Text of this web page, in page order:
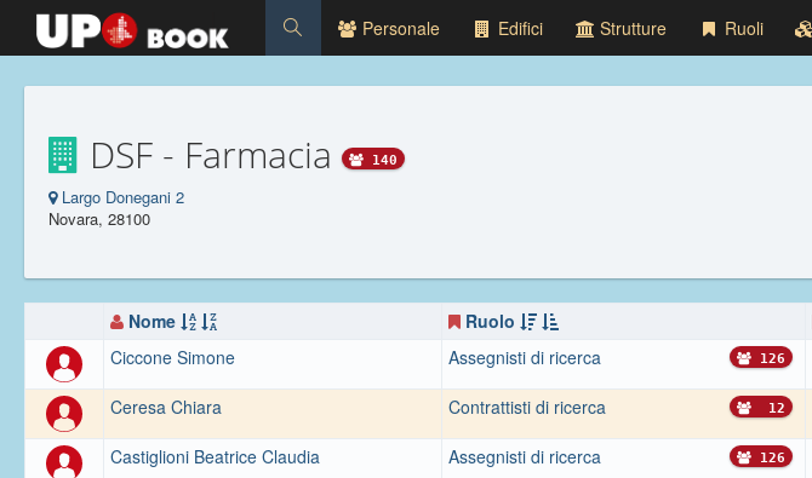
Personale Edifici Strutture Ruoli
DSF - Farmacia 140
Largo Donegani 2
Novara, 28100
Nome Ruolo
Ciccone Simone
Assegnisti di ricerca 126
Ceresa Chiara Contrattisti di ricerca 12
Castiglioni Beatrice Claudia Assegnisti di ricerca 126